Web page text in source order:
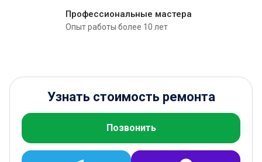
Профессиональные мастера
Опыт работы более 10 лет
Узнать стоимость ремонта
Позвонить